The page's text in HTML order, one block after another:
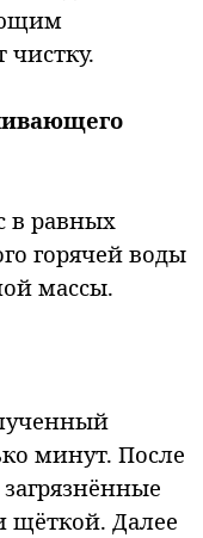
чистку.
в равных
горячей воды
массы.
минут. После
щёткой. Далее